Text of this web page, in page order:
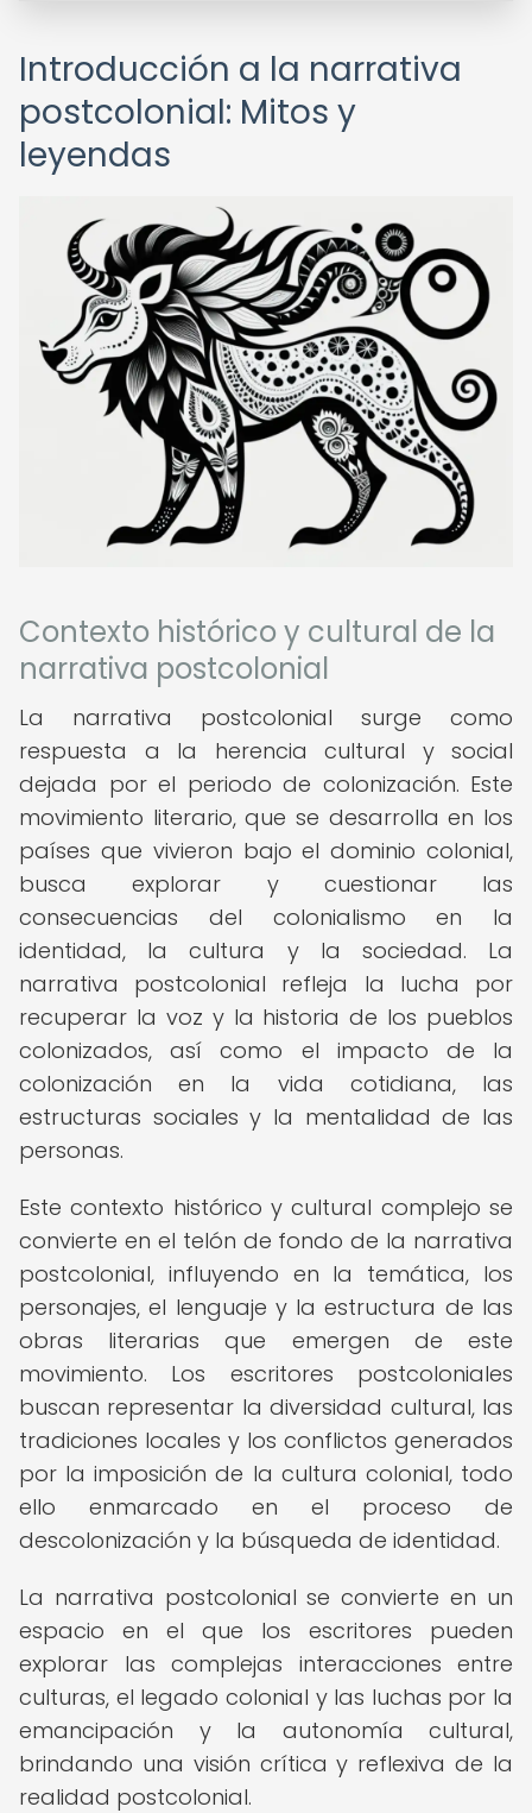
Introducción a la narrativa
postcolonial: Mitos y
leyendas
Contexto histórico y cultural de la
narrativa postcolonial
La narrativa postcolonial surge como
respuesta a la herencia cultural y social
dejada por el periodo de colonización. Este
movimiento literario, que se desarrolla en los
países que vivieron bajo el dominio colonial,
busca explorar y cuestionar las
consecuencias del colonialismo en la
identidad, la cultura y la sociedad. La
narrativa postcolonial refleja la lucha por
recuperar la voz y la historia de los pueblos
colonizados, así como el impacto de la
colonización en la vida cotidiana, las
estructuras sociales y la mentalidad de las
personas.
Este contexto histórico y cultural complejo se
convierte en el telón de fondo de la narrativa
postcolonial, influyendo en la temática, los
personajes, el lenguaje y la estructura de las
obras literarias que emergen de este
movimiento. Los escritores postcoloniales
buscan representar la diversidad cultural, las
tradiciones locales y los conflictos generados
por la imposición de la cultura colonial, todo
ello enmarcado en el proceso de
descolonización y la búsqueda de identidad.
La narrativa postcolonial se convierte en un
espacio en el que los escritores pueden
explorar las complejas interacciones entre
culturas, el legado colonial y las luchas por la
emancipación y la autonomía cultural,
brindando una visión crítica y reflexiva de la
realidad postcolonial.